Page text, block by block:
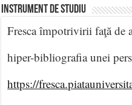
INSTRUMENT DE STUDIU
Fresca împotrivirii faţă de
hiper-bibliografia unei
https://